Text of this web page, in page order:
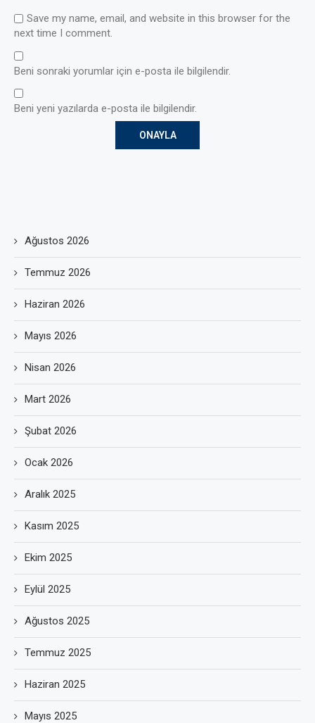
Save my name, email, and website in this browser for the
next time I comment.
Beni sonraki yorumlar için e-posta ile bilgilendir.
Beni yeni yazılarda e-posta ile bilgilendir.
Ağustos 2026
Temmuz 2026
Haziran 2026
Mayıs 2026
Nisan 2026
Mart 2026
Şubat 2026
Ocak 2026
Aralık 2025
Kasım 2025
Ekim 2025
Eylül 2025
Ağustos 2025
Temmuz 2025
Haziran 2025
Mayıs 2025